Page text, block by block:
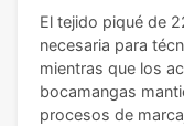
El tejido piqué de
necesaria para
mientras que los
bocamangas
procesos de